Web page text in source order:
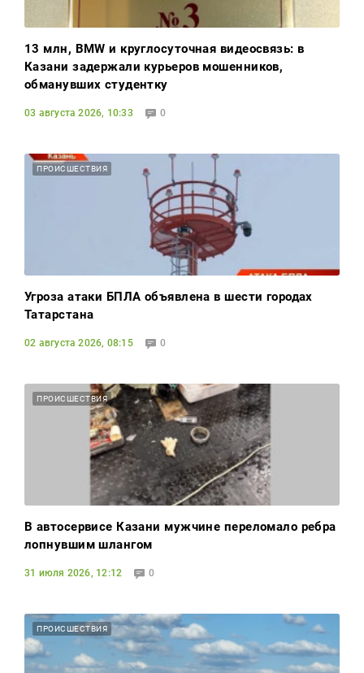
13 млн, BMW и круглосуточная видеосвязь: в
Казани задержали курьеров мошенников,
обманувших студентку
03 августа 2026, 10:33 0
ПРОИСШЕСТВИЯ
Угроза атаки БПЛА объявлена в шести городах
Татарстана
02 августа 2026, 08:15 0
ПРОИСШЕСТВИЯ
В автосервисе Казани мужчине переломало ребра
лопнувшим шлангом
31 июля 2026, 12:12 0
ПРОИСШЕСТВИЯ